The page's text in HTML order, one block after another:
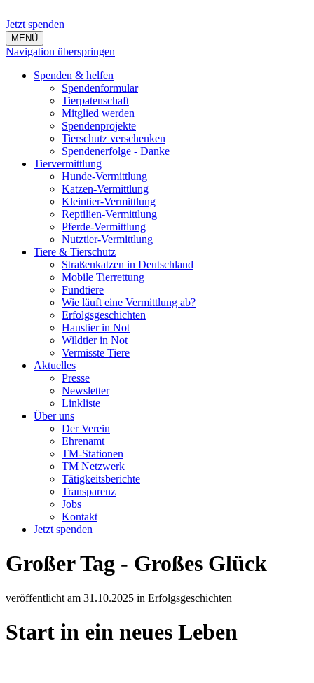
Jetzt spenden
MENÜ
Navigation überspringen
Spenden & helfen
Spendenformular
Tierpatenschaft
Mitglied werden
Spendenprojekte
Tierschutz verschenken
Spendenerfolge - Danke
Tiervermittlung
Hunde-Vermittlung
Katzen-Vermittlung
Kleintier-Vermittlung
Reptilien-Vermittlung
Pferde-Vermittlung
Nutztier-Vermittlung
Tiere & Tierschutz
Straßenkatzen in Deutschland
Mobile Tierrettung
Fundtiere
Wie läuft eine Vermittlung ab?
Erfolgsgeschichten
Haustier in Not
Wildtier in Not
Vermisste Tiere
Aktuelles
Presse
Newsletter
Linkliste
Über uns
Der Verein
Ehrenamt
TM-Stationen
TM Netzwerk
Tätigkeitsberichte
Transparenz
Jobs
Kontakt
Jetzt spenden
Großer Tag - Großes Glück
veröffentlicht am 31.10.2025 in Erfolgsgeschichten
Start in ein neues Leben